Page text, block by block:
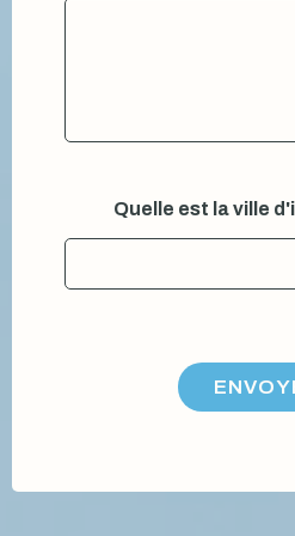
Quelle est la ville